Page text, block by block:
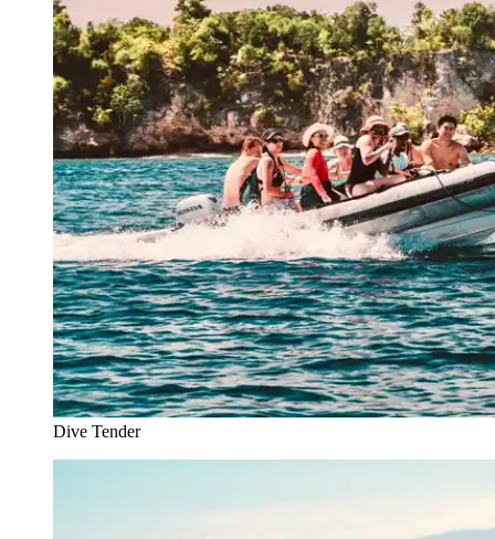
Dive Tender